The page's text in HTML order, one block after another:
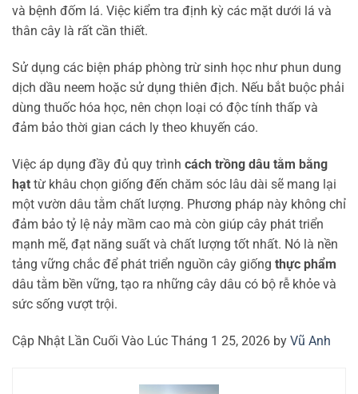
và bệnh đốm lá. Việc kiểm tra định kỳ các mặt dưới lá và
thân cây là rất cần thiết.
Sử dụng các biện pháp phòng trừ sinh học như phun dung
dịch dầu neem hoặc sử dụng thiên địch. Nếu bắt buộc phải
dùng thuốc hóa học, nên chọn loại có độc tính thấp và
đảm bảo thời gian cách ly theo khuyến cáo.
Việc áp dụng đầy đủ quy trình cách trồng dâu tằm bằng
hạt từ khâu chọn giống đến chăm sóc lâu dài sẽ mang lại
một vườn dâu tằm chất lượng. Phương pháp này không chỉ
đảm bảo tỷ lệ nảy mầm cao mà còn giúp cây phát triển
mạnh mẽ, đạt năng suất và chất lượng tốt nhất. Nó là nền
tảng vững chắc để phát triển nguồn cây giống thực phẩm
dâu tằm bền vững, tạo ra những cây dâu có bộ rễ khỏe và
sức sống vượt trội.
Cập Nhật Lần Cuối Vào Lúc Tháng 1 25, 2026 by Vũ Anh